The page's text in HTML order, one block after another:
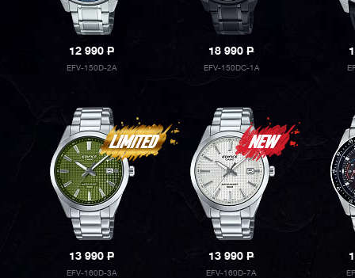
12 990P
EFV-150D-2A
18 990P
EFV-150DC-1A
13 990P
EFV-160D-3A
13 990P
EFV-160D-7A